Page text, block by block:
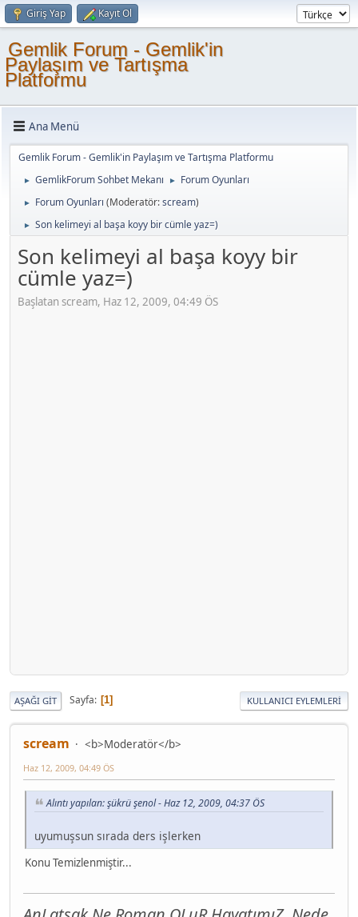
Giriş Yap Kayıt Ol
Gemlik Forum - Gemlik'in
Paylaşım ve Tartışma
Platformu
Ana Menü
Gemlik Forum - Gemlik'in Paylaşım ve Tartışma Platformu
► GemlikForum Sohbet Mekanı ► Forum Oyunları
► Forum Oyunları (Moderatör:scream)
► Son kelimeyi al başa koyy bir cümle yaz=)
Son kelimeyi al başa koyy bir
cümle yaz=)
Başlatan scream, Haz 12, 2009, 04:49 ÖS
AŞAĞI GIT Sayfa 1 KULLANICI EYLEMLERI
scream <b>Moderatör</b>
Haz 12, 2009, 04:49 ÖS
Alıntı yapılan: şükrü şenol - Haz 12, 2009, 04:37 ÖS
uyumuşsun sırada ders işlerken
Konu Temizlenmiştir...